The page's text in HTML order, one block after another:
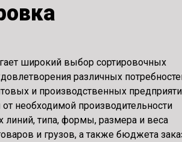
широкий выбор сортировочных
различных
и производственных
необходимой производительности
линий, типа, формы, размера и веса
и грузов, а также бюджета